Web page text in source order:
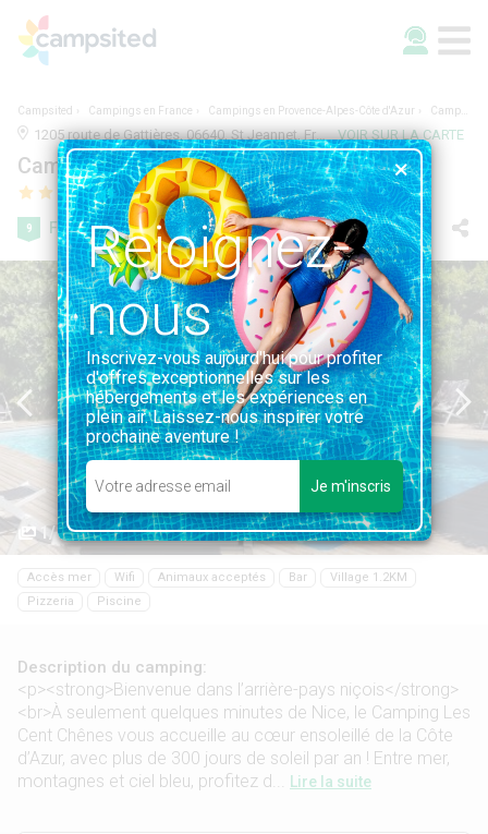
Campsited Campings en France Campings en Provence-Alpes-Côte d'Azur Camping Les Cent Chênes
1205 route de Gattières, 06640, St Jeannet, France | MARITIME ALPS, PROVENCE-ALPES-CÔTE D'AZUR VOIR SUR LA CARTE
Camping Les Cent Chênes
9 Fabuleuse 54 avis
1/10
Accès mer Wifi Animaux acceptés Bar
Village 1.2KM
Pizzeria
Piscine
Description du camping:
<p><strong>Bienvenue dans l’arrière-pays niçois</strong>
<br>À seulement quelques minutes de Nice, le Camping Les
Cent Chênes vous accueille au cœur ensoleillé de la Côte
d’Azur, avec plus de 300 jours de soleil par an ! Entre mer,
montagnes et ciel bleu, profitez d...
Lire la suite
Rejoignez-
nous
Inscrivez-vous aujourd'hui pour profiter
d'offres exceptionnelles sur les
hébergements et les expériences en
plein air. Laissez-nous inspirer votre
prochaine aventure !
Je m'inscris